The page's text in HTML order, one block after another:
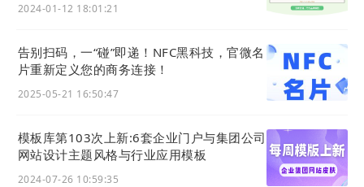
viii. 新增企业图集展示
2024-01-12 18:01:21
告别扫码，一“碰”即递！NFC黑科技，官微名
片重新定义您的商务连接！
2025-05-21 16:50:47
模板库第103次上新:6套企业门户与集团公司
网站设计主题风格与行业应用模板
2024-07-26 10:59:35